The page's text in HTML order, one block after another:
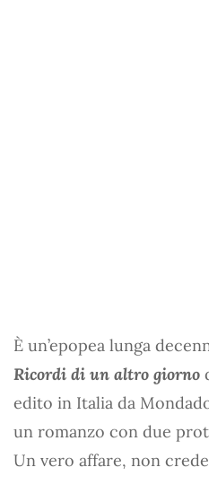
È un’epopea lunga
Ricordi di un altro giorno
edito in Italia da
un romanzo con due
Un vero affare, non